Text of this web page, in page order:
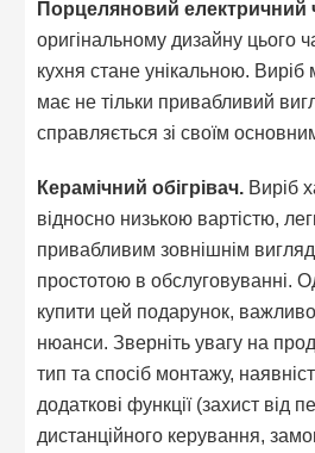
Порцеляновий електричний
оригінальному дизайну цього
кухня стане унікальною. Виріб
має не тільки привабливий
справляється зі своїм
Керамічний обігрівач. Виріб
відносно низькою вартістю,
привабливим зовнішнім
простотою в обслуговуванні.
купити цей подарунок, важливо
нюанси. Зверніть увагу на
тип та спосіб монтажу,
додаткові функції (захист від
дистанційного керування,